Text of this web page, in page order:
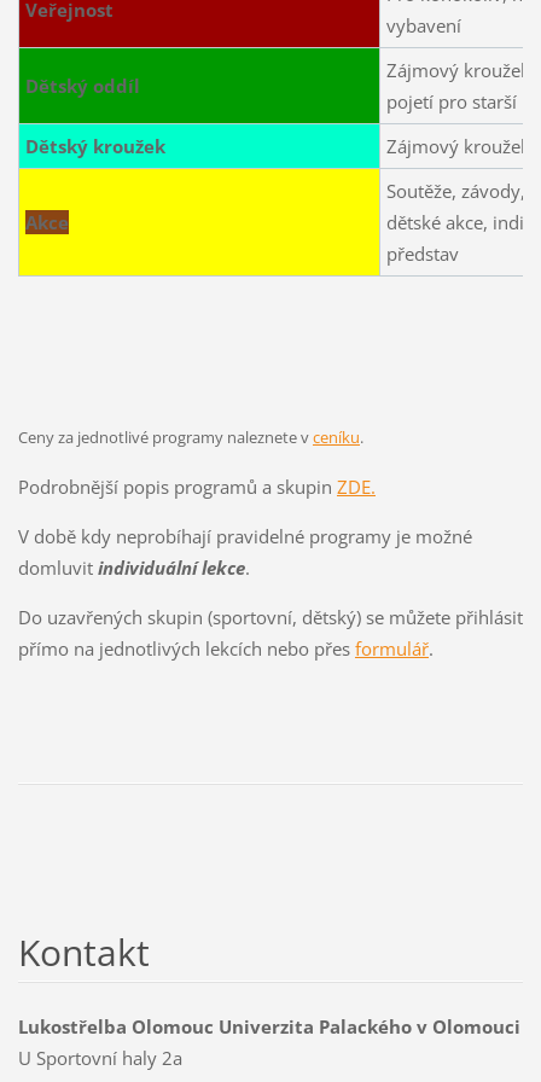
Veřejnost
vybavení
Dětský oddíl
Zájmový kroužek
pojetí pro starší
Dětský kroužek
Zájmový kroužek
Akce
Soutěže, závody,
dětské akce,
představ
Ceny za jednotlivé programy naleznete vceníku.
Podrobnější popis programů a skupin ZDE.
V době kdy neprobíhají pravidelné programy je možné
domluvit individuální lekce.
Do uzavřených skupin (sportovní, dětský) se můžete přihlásit
přímo na jednotlivých lekcích nebo přes formulář.
Kontakt
Lukostřelba Olomouc Univerzita Palackého v Olomouci
U Sportovní haly 2a